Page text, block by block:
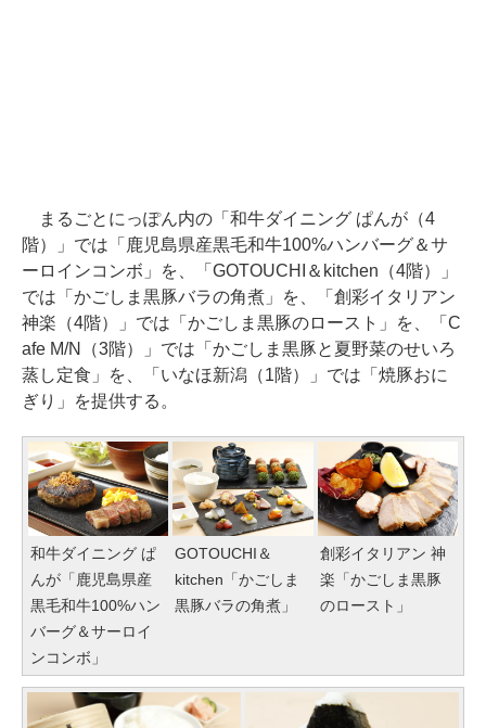
まるごとにっぽん内の「和牛ダイニング ぱんが（4
階）」では「鹿児島県産黒毛和牛100%ハンバーグ＆サ
ーロインコンボ」を、「GOTOUCHI＆kitchen（4階）」
では「かごしま黒豚バラの角煮」を、「創彩イタリアン
神楽（4階）」では「かごしま黒豚のロースト」を、「C
afe M/N（3階）」では「かごしま黒豚と夏野菜のせいろ
蒸し定食」を、「いなほ新潟（1階）」では「焼豚おに
ぎり」を提供する。
和牛ダイニング ぱ
んが「鹿児島県産
黒毛和牛100%ハン
バーグ＆サーロイ
ンコンボ」
GOTOUCHI＆
kitchen「かごしま
黒豚バラの角煮」
創彩イタリアン 神
楽「かごしま黒豚
のロースト」